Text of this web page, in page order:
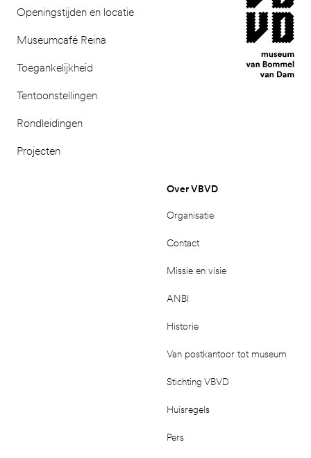
Openingstijden en locatie
Museumcafé Reina
Toegankelijkheid
Tentoonstellingen
Rondleidingen
Projecten
Over VBVD
Organisatie
Contact
Missie en visie
ANBI
Historie
Van postkantoor tot museum
Stichting VBVD
Huisregels
Pers